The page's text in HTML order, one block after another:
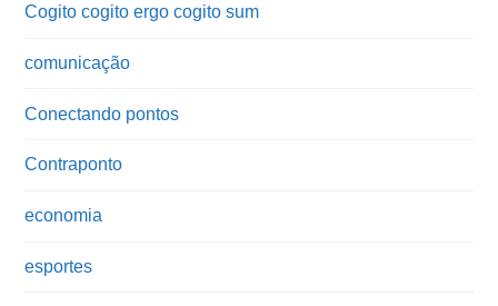
Cogito cogito ergo cogito sum
comunicação
Conectando pontos
Contraponto
economia
esportes